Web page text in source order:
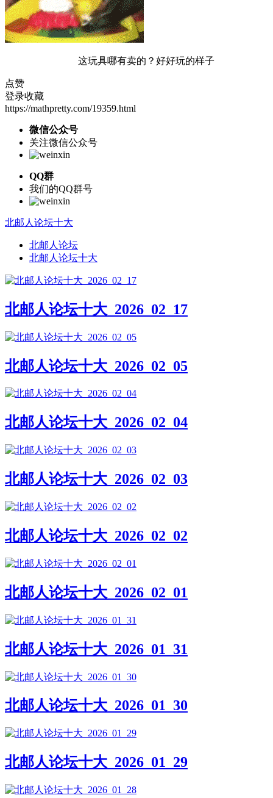
这玩具哪有卖的？好好玩的样子
点赞
登录收藏
https://mathpretty.com/19359.html
微信公众号
关注微信公众号
QQ群
我们的QQ群号
北邮人论坛十大
北邮人论坛
北邮人论坛十大
北邮人论坛十大_2026_02_17
北邮人论坛十大_2026_02_05
北邮人论坛十大_2026_02_04
北邮人论坛十大_2026_02_03
北邮人论坛十大_2026_02_02
北邮人论坛十大_2026_02_01
北邮人论坛十大_2026_01_31
北邮人论坛十大_2026_01_30
北邮人论坛十大_2026_01_29